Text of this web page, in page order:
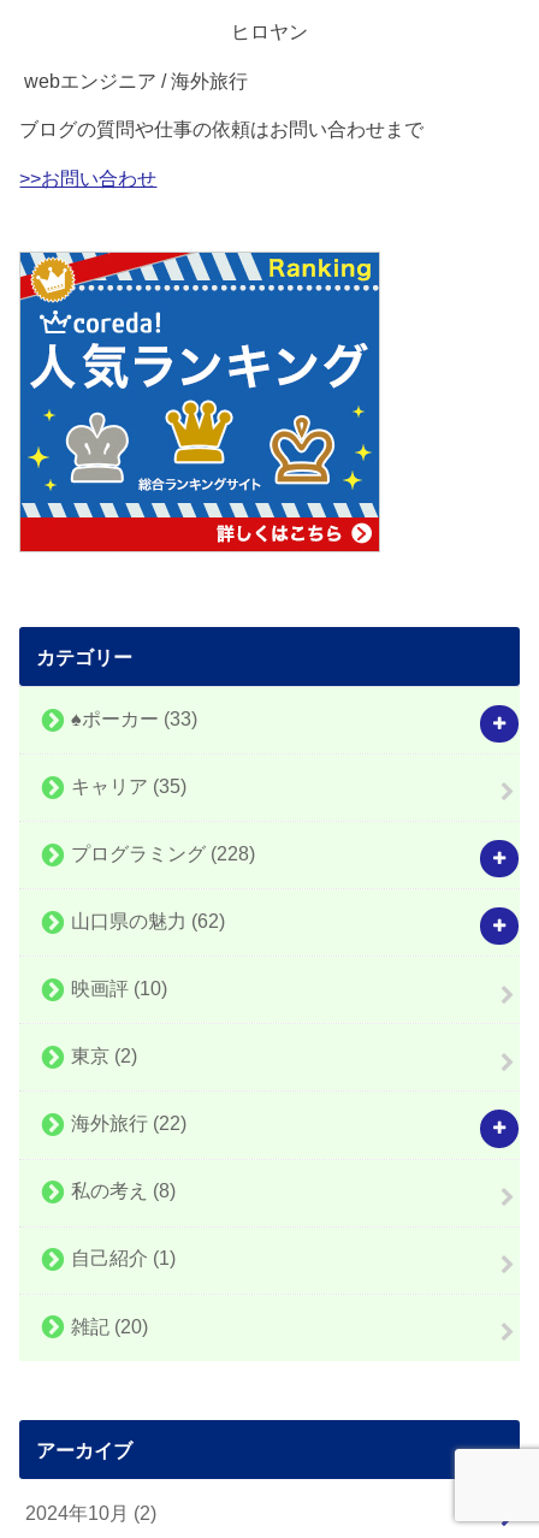
ヒロヤン
webエンジニア / 海外旅行
ブログの質問や仕事の依頼はお問い合わせまで
>>お問い合わせ
カテゴリー
♠️ポーカー (33)
キャリア (35)
プログラミング (228)
山口県の魅力 (62)
映画評 (10)
東京 (2)
海外旅行 (22)
私の考え (8)
自己紹介 (1)
雑記 (20)
アーカイブ
2024年10月 (2)